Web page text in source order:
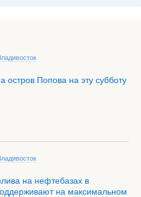
остров Попова на эту субботу
на нефтебазах в
на максимальном